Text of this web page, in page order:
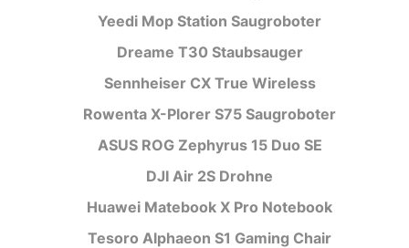
Yeedi Mop Station Saugroboter
Dreame T30 Staubsauger
Sennheiser CX True Wireless
Rowenta X-Plorer S75 Saugroboter
ASUS ROG Zephyrus 15 Duo SE
DJI Air 2S Drohne
Huawei Matebook X Pro Notebook
Tesoro Alphaeon S1 Gaming Chair